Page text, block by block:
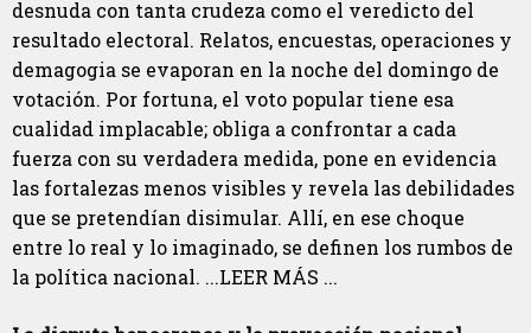
desnuda con tanta crudeza como el veredicto del
resultado electoral. Relatos, encuestas, operaciones y
demagogia se evaporan en la noche del domingo de
votación. Por fortuna, el voto popular tiene esa
cualidad implacable; obliga a confrontar a cada
fuerza con su verdadera medida, pone en evidencia
las fortalezas menos visibles y revela las debilidades
que se pretendían disimular. Allí, en ese choque
entre lo real y lo imaginado, se definen los rumbos de
la política nacional. ...LEER MÁS ...